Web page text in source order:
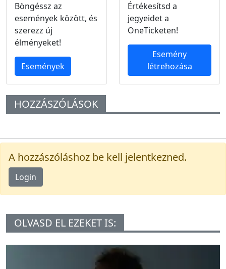
Böngéssz az
események között, és
szerezz új
élményeket!
Események
Értékesítsd a
jegyeidet a
OneTicketen!
Esemény
létrehozása
HOZZÁSZÓLÁSOK
A hozzászóláshoz be kell jelentkezned.
Login
OLVASD EL EZEKET IS: